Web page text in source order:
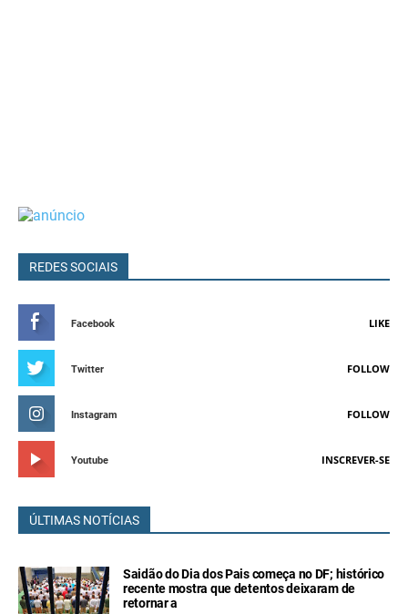
REDES SOCIAIS
Facebook LIKE
Twitter FOLLOW
Instagram FOLLOW
Youtube INSCREVER-SE
ÚLTIMAS NOTÍCIAS
Saidão do Dia dos Pais começa no DF; histórico
recente mostra que detentos deixaram de
retornar a